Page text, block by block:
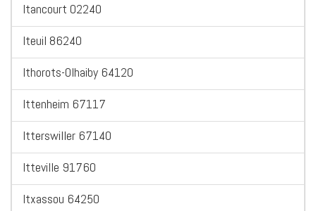
Itancourt 02240
Iteuil 86240
Ithorots-Olhaiby 64120
Ittenheim 67117
Itterswiller 67140
Itteville 91760
Itxassou 64250